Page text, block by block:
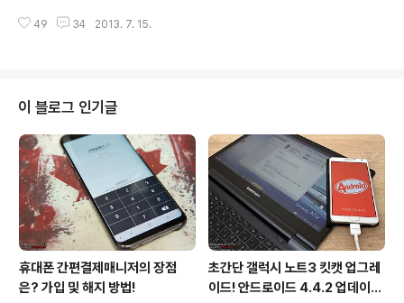
운 동물병원을 발견하였다. 순간 바쁘다고 계속 미뤄 두었
우울한 나날을 보내고 있다. 세상에서 가장 좋아하는 산책
였다. 결국 꼬미는 오늘도 영국에서 데려온 닥스훈트 로니
와 쿨쿨 잠만 잤다. "꼬미의 유일한 낙은?" 나의 오피스텔
은 언제나 치워도 치워도 너저분하다. 다행히 물건을 정확
하게 구분할 줄 아는 꼬미는 자신의 장난감을 제외하고는
일체 물거나 핥는 행위를 하지 않는다. 오히려 어지럽혀져
있는 방 안의 물건을 장애물..
49 34 2013. 7. 15.
이 블로그 인기글
휴대폰 간편결제매니저의 장점
은? 가입 및 해지 방법!
초간단 갤럭시 노트3 킷캣 업그레
이드! 안드로이드 4.4.2 업데이트